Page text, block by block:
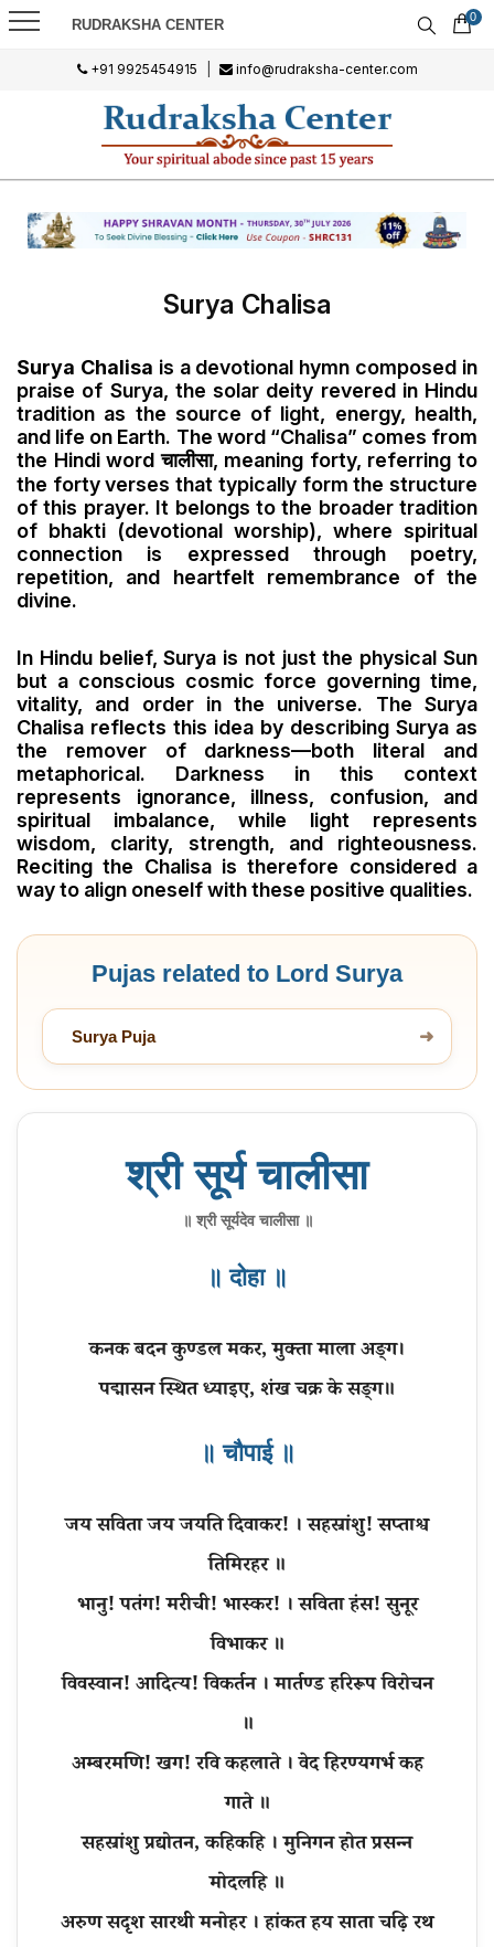
RUDRAKSHA CENTER 0
+91 9925454915 info@rudraksha-center.com
Surya Chalisa
Surya Chalisa is a devotional hymn composed in
praise of Surya, the solar deity revered in Hindu
tradition as the source of light, energy, health,
and life on Earth. The word “Chalisa” comes from
the Hindi word चालीसा, meaning forty, referring to
the forty verses that typically form the structure
of this prayer. It belongs to the broader tradition
of bhakti (devotional worship), where spiritual
connection is expressed through poetry,
repetition, and heartfelt remembrance of the
divine.
In Hindu belief, Surya is not just the physical Sun
but a conscious cosmic force governing time,
vitality, and order in the universe. The Surya
Chalisa reflects this idea by describing Surya as
the remover of darkness—both literal and
metaphorical. Darkness in this context
represents ignorance, illness, confusion, and
spiritual imbalance, while light represents
wisdom, clarity, strength, and righteousness.
Reciting the Chalisa is therefore considered a
way to align oneself with these positive qualities.
Pujas related to Lord Surya
Surya Puja ➜
श्री सूर्य चालीसा
॥ श्री सूर्यदेव चालीसा ॥
॥ दोहा ॥
कनक बदन कुण्डल मकर, मुक्ता माला अङ्ग।
॥ चौपाई ॥
जय सविता जय जयति दिवाकर! । सहस्रांशु! सप्ताश्व
तिमिरहर ॥
भानु! पतंग! मरीची! भास्कर! । सविता हंस! सुनूर
विभाकर ॥
विवस्वान! आदित्य! विकर्तन । मार्तण्ड हरिरूप विरोचन
॥
अम्बरमणि! खग! रवि कहलाते । वेद हिरण्यगर्भ कह
गाते ॥
सहस्रांशु प्रद्योतन, कहिकहि । मुनिगन होत प्रसन्न
मोदलहि ॥
अरुण सदृश सारथी मनोहर । हांकत हय साता चढ़ि रथ